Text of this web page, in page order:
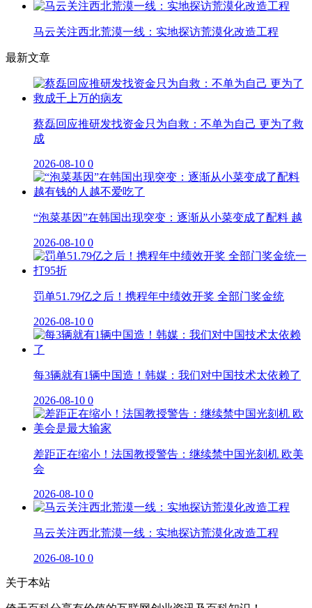
马云关注西北荒漠一线：实地探访荒漠化改造工程
最新文章
蔡磊回应推研发找资金只为自救：不单为自己 更为了救
成
2026-08-10 0
“泡菜基因”在韩国出现突变：逐渐从小菜变成了配料 越
2026-08-10 0
罚单51.79亿之后！携程年中绩效开奖 全部门奖金统
2026-08-10 0
每3辆就有1辆中国造！韩媒：我们对中国技术太依赖了
2026-08-10 0
差距正在缩小！法国教授警告：继续禁中国光刻机 欧美
会
2026-08-10 0
马云关注西北荒漠一线：实地探访荒漠化改造工程
2026-08-10 0
关于本站